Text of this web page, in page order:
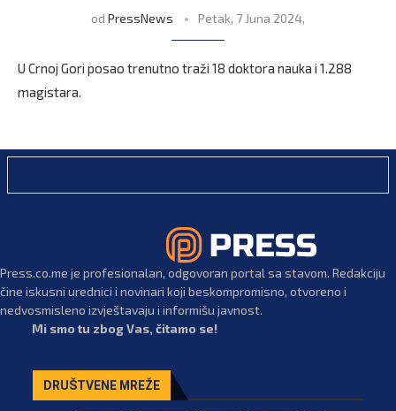
od PressNews Petak, 7 Juna 2024,
U Crnoj Gori posao trenutno traži 18 doktora nauka i 1.288
magistara.
Press.co.me je profesionalan, odgovoran portal sa stavom. Redakciju
čine iskusni urednici i novinari koji beskompromisno, otvoreno i
nedvosmisleno izvještavaju i informišu javnost.
Mi smo tu zbog Vas, čitamo se!
DRUŠTVENE MREŽE